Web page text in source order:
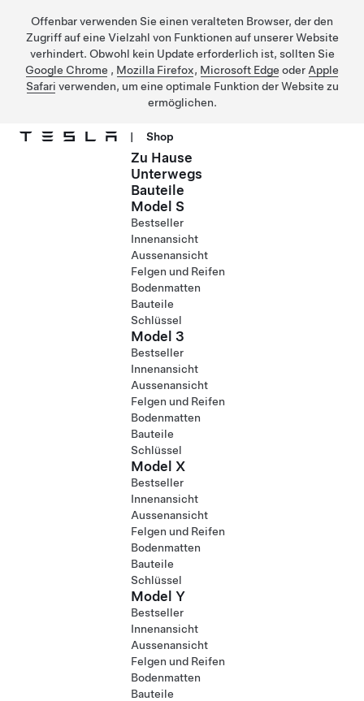
Offenbar verwenden Sie einen veralteten Browser, der den
Zugriff auf eine Vielzahl von Funktionen auf unserer Website
verhindert. Obwohl kein Update erforderlich ist, sollten Sie
Google Chrome , Mozilla Firefox, Microsoft Edge oder Apple
Safari verwenden, um eine optimale Funktion der Website zu
ermöglichen.
| Shop
Zu Hause
Unterwegs
Bauteile
Model S
Bestseller
Innenansicht
Aussenansicht
Felgen und Reifen
Bodenmatten
Bauteile
Schlüssel
Model 3
Bestseller
Innenansicht
Aussenansicht
Felgen und Reifen
Bodenmatten
Bauteile
Schlüssel
Model X
Bestseller
Innenansicht
Aussenansicht
Felgen und Reifen
Bodenmatten
Bauteile
Schlüssel
Model Y
Bestseller
Innenansicht
Aussenansicht
Felgen und Reifen
Bodenmatten
Bauteile